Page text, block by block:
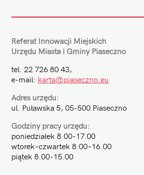
Referat Innowacji Miejskich
Urzędu Miasta i Gminy Piaseczno
tel. 22 726 80 43,
e-mail: karta@piaseczno.eu
Adres urzędu:
ul. Puławska 5, 05-500 Piaseczno
Godziny pracy urzędu:
poniedziałek 8.00-17.00
wtorek–czwartek 8.00–16.00
piątek 8.00-15.00